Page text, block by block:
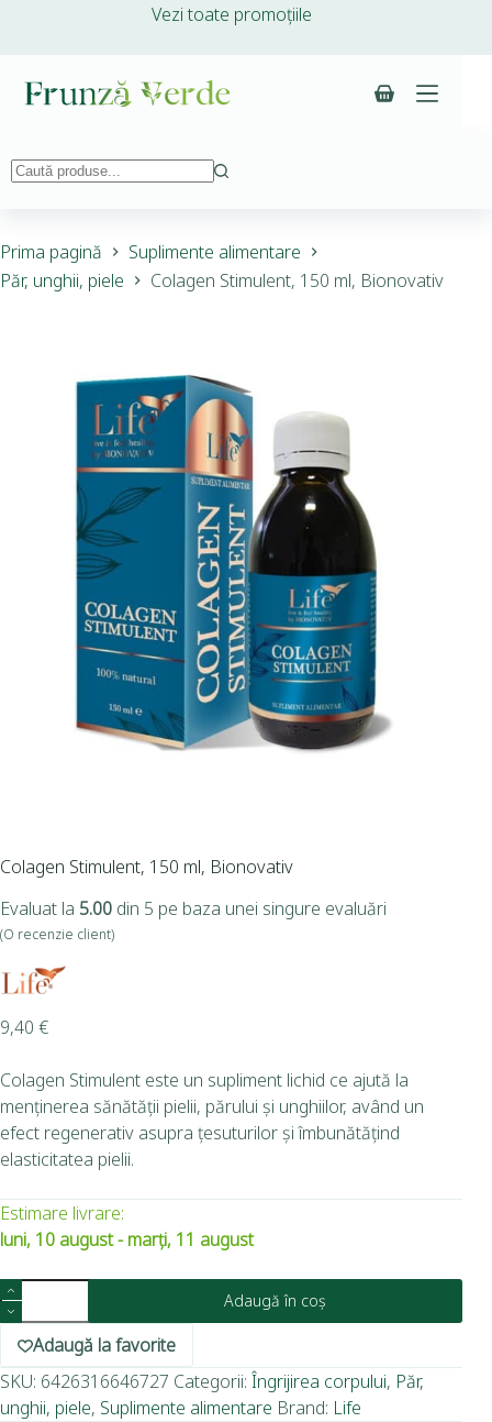
Vezi toate promoțiile
Prima pagină
Suplimente alimentare
Păr, unghii, piele
Colagen Stimulent, 150 ml, Bionovativ
Colagen Stimulent, 150 ml, Bionovativ
Evaluat la 5.00 din 5 pe baza unei singure evaluări
(O recenzie client)
9,40 €
Colagen Stimulent este un supliment lichid ce ajută la
menținerea sănătății pielii, părului și unghiilor, având un
efect regenerativ asupra țesuturilor și îmbunătățind
elasticitatea pielii.
Estimare livrare:
luni, 10 august - marți, 11 august
Adaugă în coș
Adaugă la favorite
SKU: 6426316646727 Categorii: Îngrijirea corpului, Păr,
unghii, piele, Suplimente alimentare Brand: Life